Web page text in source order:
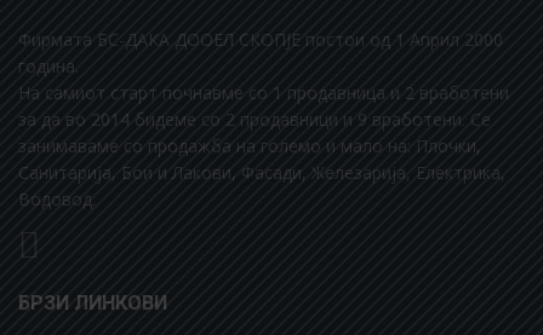
Фирмата БС-ДАКА ДООЕЛ СКОПЈЕ постои од 1 Aприл 2000
година.
На самиот старт почнавме со 1 продавница и 2 вработени
за да во 2014 бидеме со 2 продавници и 9 вработени. Се
занимаваме со продажба на големо и мало на: Плочки,
Санитарија, Бои и Лакови, Фасади, Железарија, Електрика,
Водовод.
БРЗИ ЛИНКОВИ